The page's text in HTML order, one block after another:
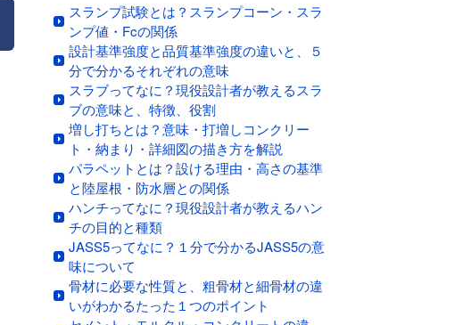
スランプ試験とは？スランプコーン・スラ
ンプ値・Fcの関係
設計基準強度と品質基準強度の違いと、５
分で分かるそれぞれの意味
スラブってなに？現役設計者が教えるスラ
ブの意味と、特徴、役割
増し打ちとは？意味・打増しコンクリー
ト・納まり・詳細図の描き方を解説
パラペットとは？設ける理由・高さの基準
と陸屋根・防水層との関係
ハンチってなに？現役設計者が教えるハン
チの目的と種類
JASS5ってなに？１分で分かるJASS5の意
味について
骨材に必要な性質と、粗骨材と細骨材の違
いがわかるたった１つのポイント